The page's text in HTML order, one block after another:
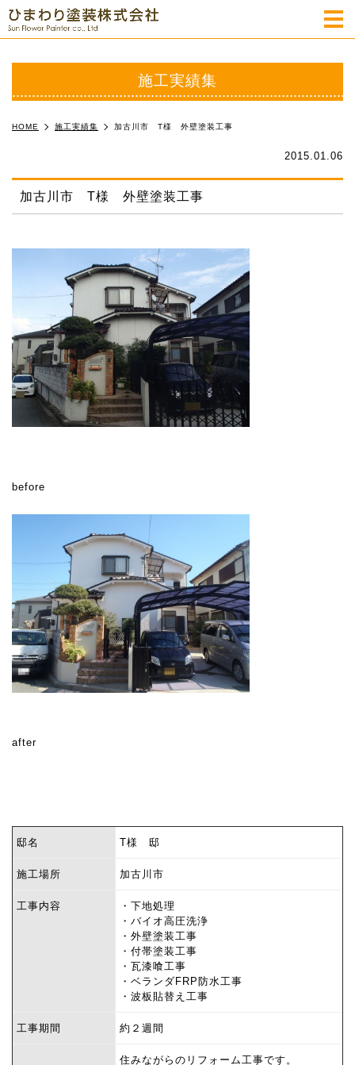
施工実績集
HOME 施工実績集 加古川市 T様 外壁塗装工事
2015.01.06
加古川市 T様 外壁塗装工事
before
after
邸名 T様 邸
施工場所 加古川市
工事内容
・下地処理
・バイオ高圧洗浄
・外壁塗装工事
・付帯塗装工事
・瓦漆喰工事
・ベランダFRP防水工事
・波板貼替え工事
工事期間 約２週間
住みながらのリフォーム工事です。